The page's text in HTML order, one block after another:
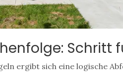
Schritt
ergibt sich eine logische